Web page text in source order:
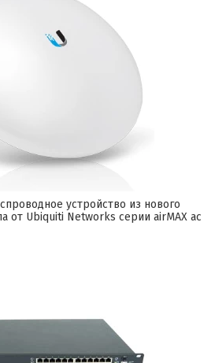
устройство из нового
от Ubiquiti Networks серии airMAX ac